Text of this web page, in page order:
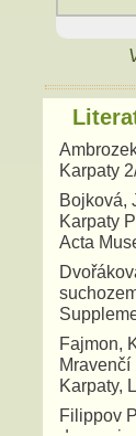
Karpaty
Bojková,
Karpaty
Acta
Fajmon,
Karpaty,
Filippov